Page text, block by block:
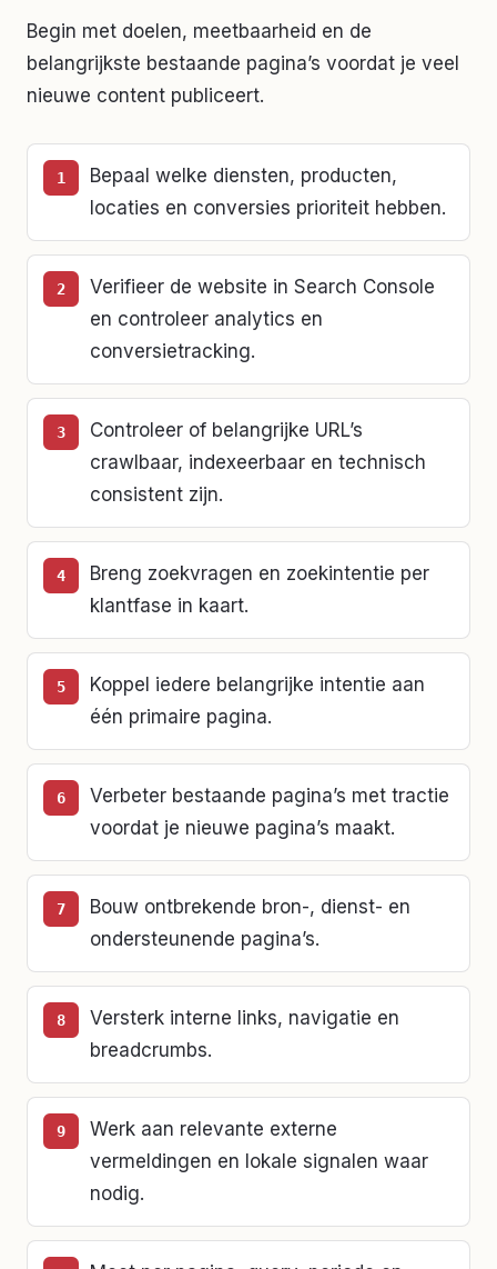
Begin met doelen, meetbaarheid en de
belangrijkste bestaande pagina’s voordat je veel
nieuwe content publiceert.
Bepaal welke diensten, producten,
locaties en conversies prioriteit hebben.
Verifieer de website in Search Console
en controleer analytics en
conversietracking.
Controleer of belangrijke URL’s
crawlbaar, indexeerbaar en technisch
consistent zijn.
Breng zoekvragen en zoekintentie per
klantfase in kaart.
Koppel iedere belangrijke intentie aan
één primaire pagina.
Verbeter bestaande pagina’s met tractie
voordat je nieuwe pagina’s maakt.
Bouw ontbrekende bron-, dienst- en
ondersteunende pagina’s.
Versterk interne links, navigatie en
breadcrumbs.
Werk aan relevante externe
vermeldingen en lokale signalen waar
nodig.